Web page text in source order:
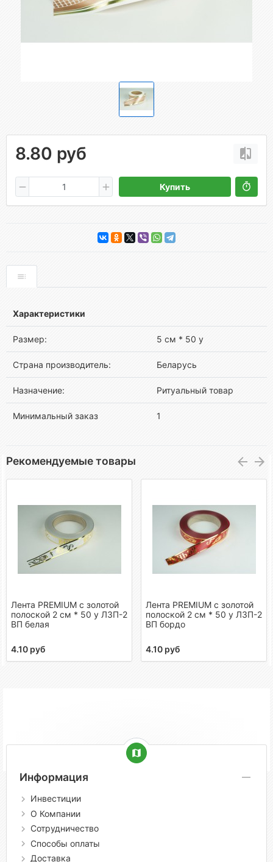
8.80 руб
Купить
Характеристики
Размер: 5 см * 50 у
Страна производитель: Беларусь
Назначение: Ритуальный товар
Минимальный заказ 1
Рекомендуемые товары
Лента PREMIUM с золотой
полоской 2 см * 50 у ЛЗП-2
ВП белая
4.10 руб
Лента PREMIUM с золотой
полоской 2 см * 50 у ЛЗП-2
ВП бордо
4.10 руб
Информация
Инвестиции
О Компании
Сотрудничество
Способы оплаты
Доставка